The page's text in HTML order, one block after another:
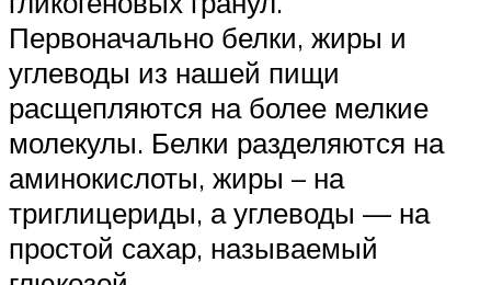
Первоначально белки, жиры и
углеводы из нашей пищи
расщепляются на более мелкие
молекулы. Белки разделяются на
аминокислоты, жиры – на
триглицериды, а углеводы — на
простой сахар, называемый